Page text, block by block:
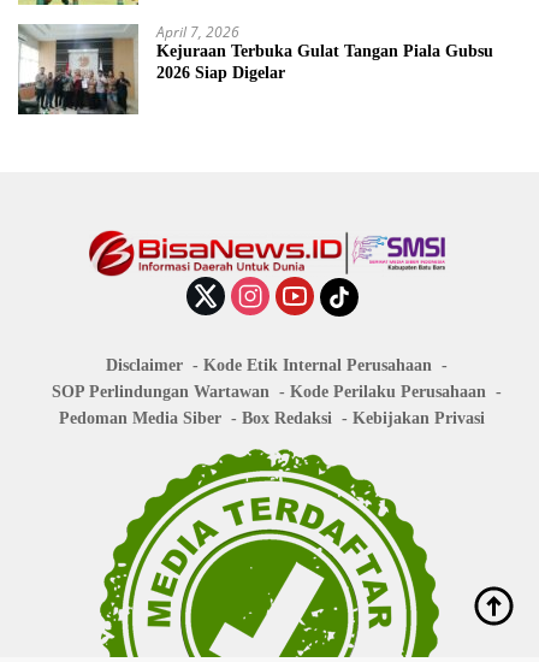
April 7, 2026
Kejuraan Terbuka Gulat Tangan Piala Gubsu
2026 Siap Digelar
Disclaimer
Kode Etik Internal Perusahaan
SOP Perlindungan Wartawan
Kode Perilaku Perusahaan
Pedoman Media Siber
Box Redaksi Kebijakan Privasi